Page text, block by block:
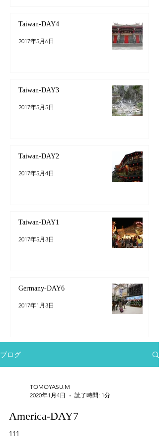
ブログ
TOMOYASU.M
2020年1月4日
読了時間: 1分
America-DAY7
111
Taiwan-DAY4
2017年5月6日
Taiwan-DAY3
2017年5月5日
Taiwan-DAY2
2017年5月4日
Taiwan-DAY1
2017年5月3日
Germany-DAY6
2017年1月3日